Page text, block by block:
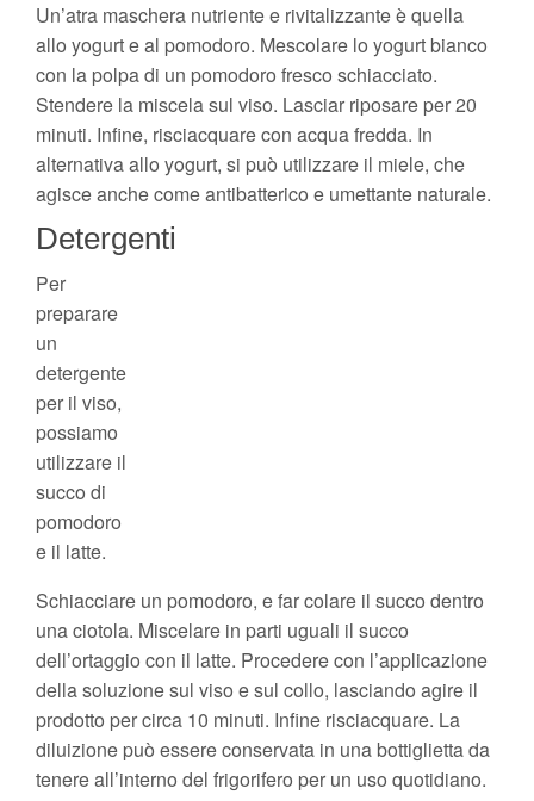
Un’atra maschera nutriente e rivitalizzante è quella
allo yogurt e al pomodoro. Mescolare lo yogurt bianco
con la polpa di un pomodoro fresco schiacciato.
Stendere la miscela sul viso. Lasciar riposare per 20
minuti. Infine, risciacquare con acqua fredda. In
alternativa allo yogurt, si può utilizzare il miele, che
agisce anche come antibatterico e umettante naturale.
Detergenti
Per
preparare
un
detergente
per il viso,
possiamo
utilizzare il
succo di
pomodoro
e il latte.
Schiacciare un pomodoro, e far colare il succo dentro
una ciotola. Miscelare in parti uguali il succo
dell’ortaggio con il latte. Procedere con l’applicazione
della soluzione sul viso e sul collo, lasciando agire il
prodotto per circa 10 minuti. Infine risciacquare. La
diluizione può essere conservata in una bottiglietta da
tenere all’interno del frigorifero per un uso quotidiano.